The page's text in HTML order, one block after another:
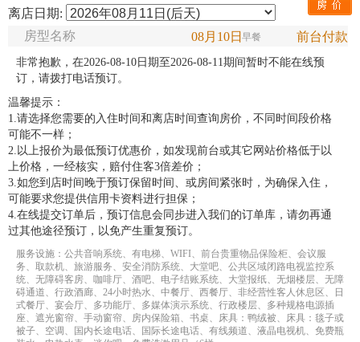
离店日期:
08月10日早餐 前台付款
房型名称
非常抱歉，在2026-08-10日期至2026-08-11期间暂时不能在线预
订，请拨打电话预订。
温馨提示：
1.请选择您需要的入住时间和离店时间查询房价，不同时间段价格
可能不一样；
2.以上报价为最低预订优惠价，如发现前台或其它网站价格低于以
上价格，一经核实，赔付住客3倍差价；
3.如您到店时间晚于预订保留时间、或房间紧张时，为确保入住，
可能要求您提供信用卡资料进行担保；
4.在线提交订单后，预订信息会同步进入我们的订单库，请勿再通
过其他途径预订，以免产生重复预订。
服务设施：公共音响系统、有电梯、WIFI、前台贵重物品保险柜、会议服
务、取款机、旅游服务、安全消防系统、大堂吧、公共区域闭路电视监控系
统、无障碍客房、咖啡厅、酒吧、电子结账系统、大堂报纸、无烟楼层、无障
碍通道、行政酒廊、24小时热水、中餐厅、西餐厅、非经营性客人休息区、日
式餐厅、宴会厅、多功能厅、多媒体演示系统、行政楼层、多种规格电源插
座、遮光窗帘、手动窗帘、房内保险箱、书桌、床具：鸭绒被、床具：毯子或
被子、空调、国内长途电话、国际长途电话、有线频道、液晶电视机、免费瓶